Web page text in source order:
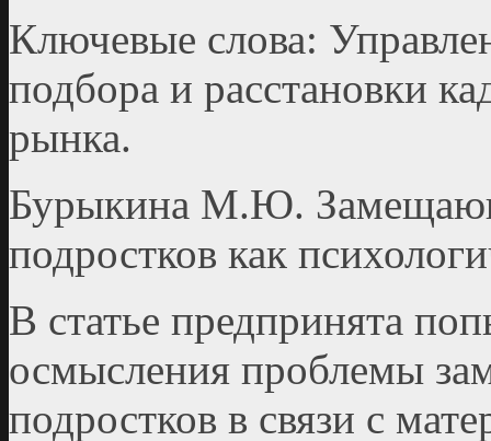
Ключевые слова:
подбора и расстановки
рынка.
Бурыкина М.Ю.
подростков как
В статье предпринята
осмысления проблемы
подростков в связи с